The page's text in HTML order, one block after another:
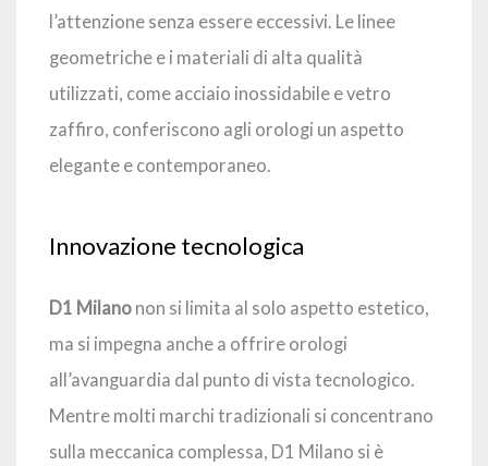
l’attenzione senza essere eccessivi. Le linee
geometriche e i materiali di alta qualità
utilizzati, come acciaio inossidabile e vetro
zaffiro, conferiscono agli orologi un aspetto
elegante e contemporaneo.
Innovazione tecnologica
D1 Milano non si limita al solo aspetto estetico,
ma si impegna anche a offrire orologi
all’avanguardia dal punto di vista tecnologico.
Mentre molti marchi tradizionali si concentrano
sulla meccanica complessa, D1 Milano si è